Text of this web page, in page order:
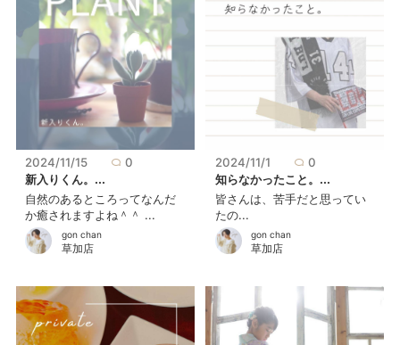
2024/11/15
0
新入りくん。...
自然のあるところってなんだ
か癒されますよね＾＾ ...
gon chan
草加店
2024/11/1
0
知らなかったこと。...
皆さんは、苦手だと思ってい
たの...
gon chan
草加店